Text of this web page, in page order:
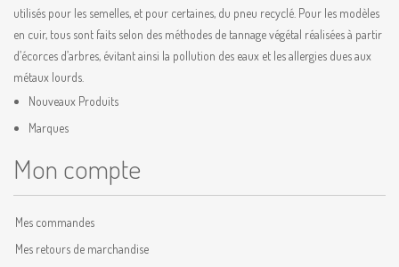
utilisés pour les semelles, et pour certaines, du pneu recyclé. Pour les modèles
en cuir, tous sont faits selon des méthodes de tannage végétal réalisées à partir
d’écorces d’arbres, évitant ainsi la pollution des eaux et les allergies dues aux
métaux lourds.
Nouveaux Produits
Marques
Mon compte
Mes commandes
Mes retours de marchandise